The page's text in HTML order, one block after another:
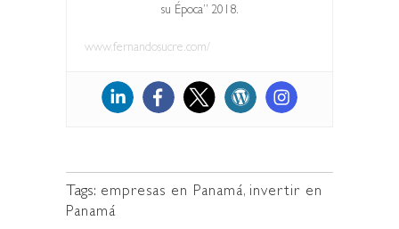
su Época” 2018.
www.fernandosucre.com/
Tags: empresas en Panamá, invertir en
Panamá